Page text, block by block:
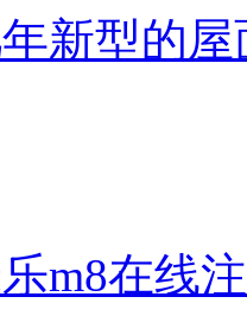
新型的
m8在线